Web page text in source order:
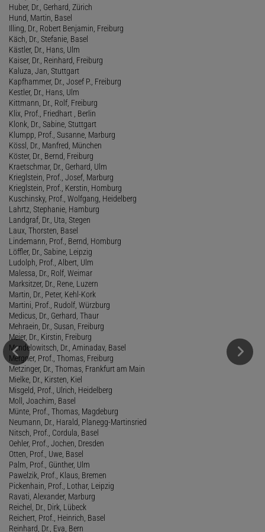
Huber, Dr., Gerhard, Zürich
Hund, Martin, Basel
Illing, Dr., Robert Benjamin, Freiburg
Käch, Dr., Stefanie, Basel
Kästler, Dr., Hans, Ulm
Kaiser, Dr., Reinhard, Freiburg
Kaluza, Jan, Stuttgart
Kapfhammer, Dr., Josef P., Freiburg
Kestler, Dr., Hans, Ulm
Kittmann, Dr., Rolf, Freiburg
Klix, Prof., Friedhart , Berlin
Klonk, Dr., Sabine, Stuttgart
Klumpp, Prof., Susanne, Marburg
Kössl, Dr., Manfred, München
Köster, Dr., Bernd, Freiburg
Kraetschmar, Dr., Gerhard, Ulm
Krieglstein, Prof., Josef, Marburg
Krieglstein, Prof., Kerstin, Homburg
Kuschinsky, Prof., Wolfgang, Heidelberg
Lahrtz, Stephanie, Hamburg
Landgraf, Dr., Uta, Stegen
Laux, Thorsten, Basel
Lindemann, Prof., Bernd, Homburg
Löffler, Dr., Sabine, Leipzig
Ludolph, Prof., Albert, Ulm
Malessa, Dr., Rolf, Weimar
Marksitzer, Dr., Rene, Luzern
Martin, Dr., Peter, Kehl-Kork
Martini, Prof., Rudolf, Würzburg
Medicus, Dr., Gerhard, Thaur
Mehraein, Dr., Susan, Freiburg
Meier, Dr., Kirstin, Freiburg
Mendelowitsch, Dr., Aminadav, Basel
Mergner, Prof., Thomas, Freiburg
Metzinger, Dr., Thomas, Frankfurt am Main
Mielke, Dr., Kirsten, Kiel
Misgeld, Prof., Ulrich, Heidelberg
Moll, Joachim, Basel
Münte, Prof., Thomas, Magdeburg
Neumann, Dr., Harald, Planegg-Martinsried
Nitsch, Prof., Cordula, Basel
Oehler, Prof., Jochen, Dresden
Otten, Prof., Uwe, Basel
Palm, Prof., Günther, Ulm
Pawelzik, Prof., Klaus, Bremen
Pickenhain, Prof., Lothar, Leipzig
Ravati, Alexander, Marburg
Reichel, Dr., Dirk, Lübeck
Reichert, Prof., Heinrich, Basel
Reinhard, Dr., Eva, Bern